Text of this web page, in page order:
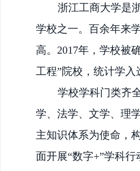
浙江工商大学是
学校之一。百余年来
高。2017年，学校被
工程”院校，统计学
学校学科门类齐
学、法学、文学、理
主知识体系为使命，
面开展“数字+”学科